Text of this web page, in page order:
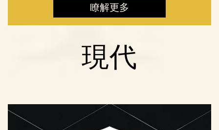
瞭解更多
現代